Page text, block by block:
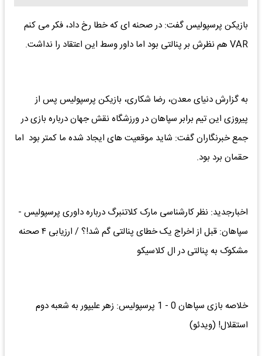
بازیکن پرسپولیس گفت: در صحنه ای که خطا رخ داد، فکر می کنم
VAR هم نظرش بر پنالتی بود اما داور وسط این اعتقاد را نداشت.
به گزارش دنیای معدن، رضا شکاری، بازیکن پرسپولیس پس از
پیروزی این تیم برابر سپاهان در ورزشگاه نقش جهان درباره بازی در
جمع خبرنگاران گفت: شاید موقعیت های ایجاد شده ما کمتر بود اما
حقمان برد بود.
اخبارجدید: نظر کارشناسی مارک کلاتنبرگ درباره داوری پرسپولیس -
سپاهان: قبل از اخراج یک خطای پنالتی گم شد!؟ / ارزیابی ۴ صحنه
مشکوک به پنالتی در ال کلاسیکو
خلاصه بازی سپاهان 0 - 1 پرسپولیس: زهر علیپور به شعبه دوم
استقلال! (ویدئو)